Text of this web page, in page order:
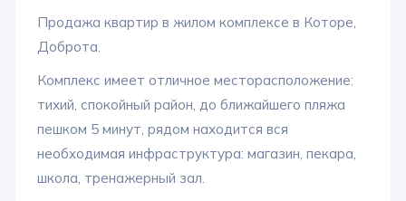
Продажа квартир в жилом комплексе в Которе,
Доброта.
Комплекс имеет отличное месторасположение:
тихий, спокойный район, до ближайшего пляжа
пешком 5 минут, рядом находится вся
необходимая инфраструктура: магазин, пекара,
школа, тренажерный зал.